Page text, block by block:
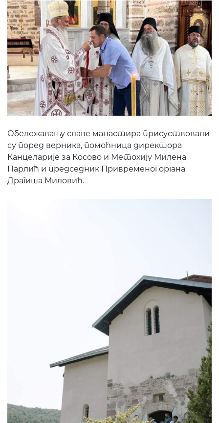
Обележавању славе манастира присуствовали
су поред верника, помоћница директора
Канцеларије за Косово и Метохију Милена
Парлић и председник Привременог органа
Драгиша Миловић.